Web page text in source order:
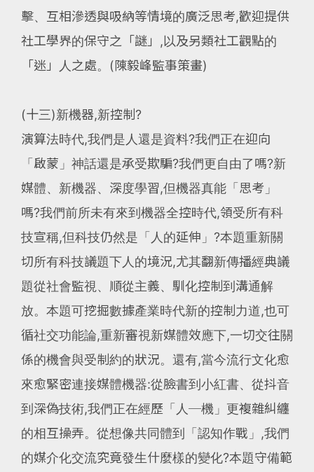
擊、互相滲透與吸納等情境的廣泛思考,歡迎提供
社工學界的保守之「謎」,以及另類社工觀點的
「迷」人之處。(陳毅峰監事策畫)
(十三)新機器,新控制?
演算法時代,我們是人還是資料?我們正在迎向
「啟蒙」神話還是承受欺騙?我們更自由了嗎?新
媒體、新機器、深度學習,但機器真能「思考」
嗎?我們前所未有來到機器全控時代,領受所有科
技宣稱,但科技仍然是「人的延伸」?本題重新關
切所有科技議題下人的境況,尤其翻新傳播經典議
題從社會監視、順從主義、馴化控制到溝通解
放。本題可挖掘數據產業時代新的控制力道,也可
循社交功能論,重新審視新媒體效應下,一切交往關
係的機會與受制約的狀況。還有,當今流行文化愈
來愈緊密連接媒體機器:從臉書到小紅書、從抖音
到深偽技術,我們正在經歷「人─機」更複雜糾纏
的相互操弄。從想像共同體到「認知作戰」,我們
的媒介化交流究竟發生什麼樣的變化?本題守備範